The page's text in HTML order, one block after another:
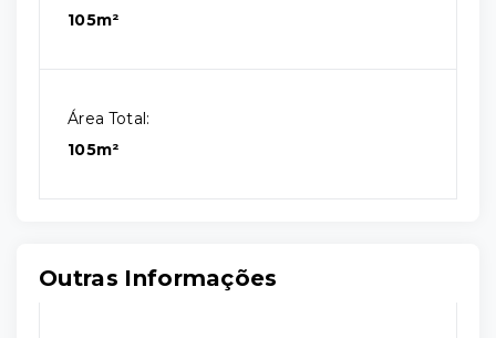
105m²
Área Total:
105m²
Outras Informações